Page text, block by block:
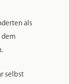
als
dem
selbst